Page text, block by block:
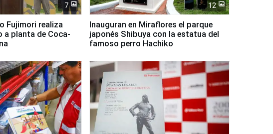
7
Fujimori realiza
a planta de Coca-
12
Inauguran en Miraflores el parque
japonés Shibuya con la estatua del
famoso perro Hachiko